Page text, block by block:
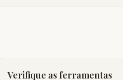
Verifique as ferramentas